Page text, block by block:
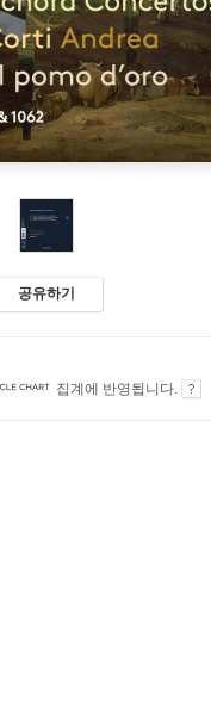
공유하기
집계에 반영됩니다.